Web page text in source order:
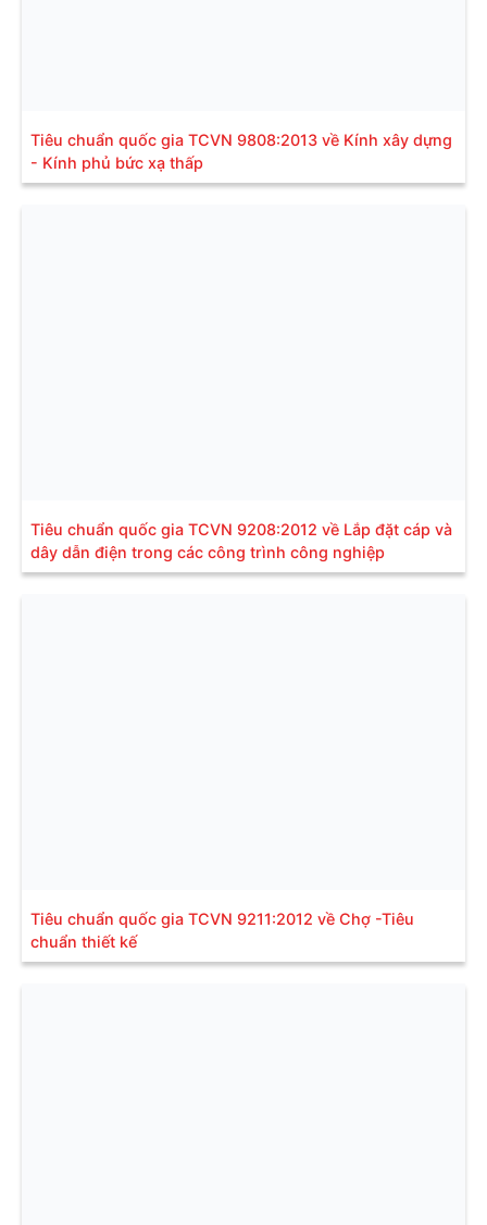
Tiêu chuẩn quốc gia TCVN 9808:2013 về Kính xây dựng
- Kính phủ bức xạ thấp
Tiêu chuẩn quốc gia TCVN 9208:2012 về Lắp đặt cáp và
dây dẫn điện trong các công trình công nghiệp
Tiêu chuẩn quốc gia TCVN 9211:2012 về Chợ -Tiêu
chuẩn thiết kế